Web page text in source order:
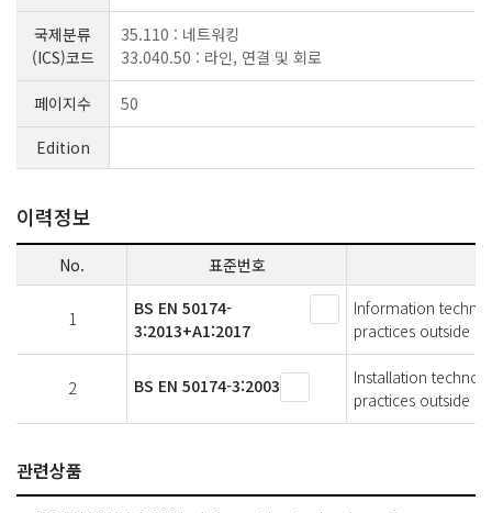
국제분류
(ICS)코드
35.110 : 네트워킹
33.040.50 : 라인, 연결 및 회로
페이지수
50
Edition
이력정보
No. 표준번호
1
BS EN 50174-
3:2013+A1:2017
Information
practices outside
2 BS EN 50174-3:2003
Installation
practices outside
관련상품